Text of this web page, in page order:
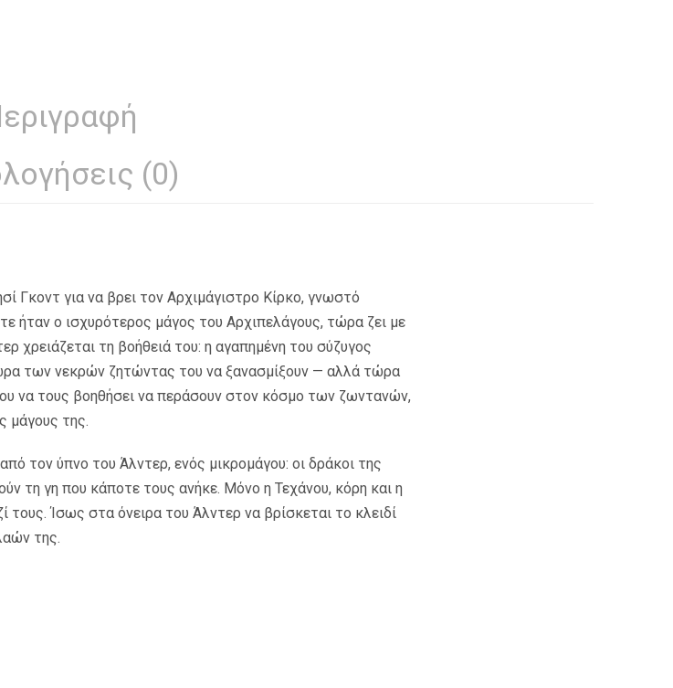
(0)
Γκοντ για να βρει τον Αρχιμάγιστρο Κίρκο, γνωστό
ήταν ο ισχυρότερος μάγος του Αρχιπελάγους, τώρα ζει με
χρειάζεται τη βοήθειά του: η αγαπημένη του σύζυγος
των νεκρών ζητώντας του να ξανασμίξουν — αλλά τώρα
να τους βοηθήσει να περάσουν στον κόσμο των ζωντανών,
μάγους της.
τον ύπνο του Άλντερ, ενός μικρομάγου: οι δράκοι της
τη γη που κάποτε τους ανήκε. Μόνο η Τεχάνου, κόρη και η
τους. Ίσως στα όνειρα του Άλντερ να βρίσκεται το κλειδί
της.